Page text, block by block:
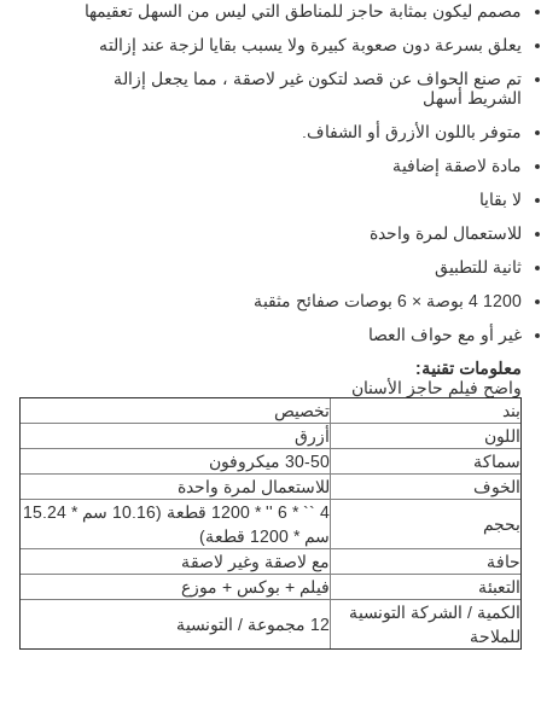
مصمم ليكون بمثابة حاجز للمناطق التي ليس من السهل تعقيمها
يعلق بسرعة دون صعوبة كبيرة ولا يسبب بقايا لزجة عند إزالته
تم صنع الحواف عن قصد لتكون غير لاصقة ، مما يجعل إزالة
الشريط أسهل
متوفر باللون الأزرق أو الشفاف.
مادة لاصقة إضافية
لا بقايا
للاستعمال لمرة واحدة
ثانية للتطبيق
1200 4 بوصة × 6 بوصات صفائح مثقبة
غير أو مع حواف العصا
معلومات تقنية:
واضح فيلم حاجز الأسنان
بند
تخصيص
اللون
أزرق
سماكة
30-50 ميكروفون
الخوف
للاستعمال لمرة واحدة
بحجم
4 `` * 6 '' * 1200 قطعة (10.16 سم * 15.24
سم * 1200 قطعة)
حافة
مع لاصقة وغير لاصقة
التعبئة
فيلم + بوكس ​​+ موزع
الكمية / الشركة التونسية
للملاحة
12 مجموعة / التونسية